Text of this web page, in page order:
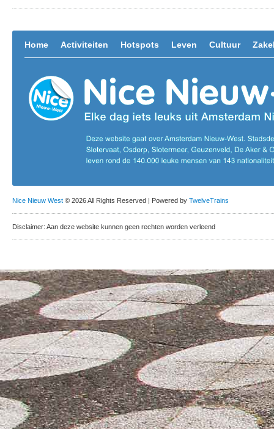
Home Activiteiten Hotspots Leven Cultuur
Nice Nieuw West © 2026 All Rights Reserved | Powered by TwelveTrains
Disclaimer: Aan deze website kunnen geen rechten worden verleend